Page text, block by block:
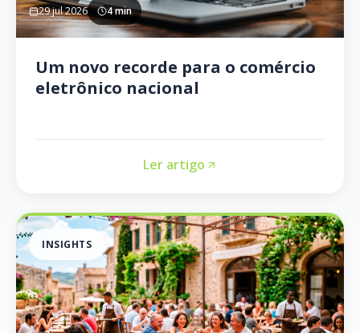
29 jul 2026 4 min
Um novo recorde para o comércio
eletrônico nacional
Ler artigo
INSIGHTS